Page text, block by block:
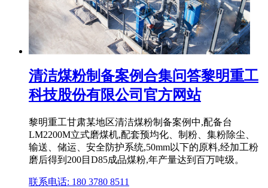
清洁煤粉制备案例合集问答黎明重工
科技股份有限公司官方网站
黎明重工甘肃某地区清洁煤粉制备案例中,配备台
LM2200M立式磨煤机,配套预均化、制粉、集粉除尘、
输送、储运、安全防护系统,50mm以下的原料,经加工粉
磨后得到200目D85成品煤粉,年产量达到百万吨级。
联系电话: 180 3780 8511